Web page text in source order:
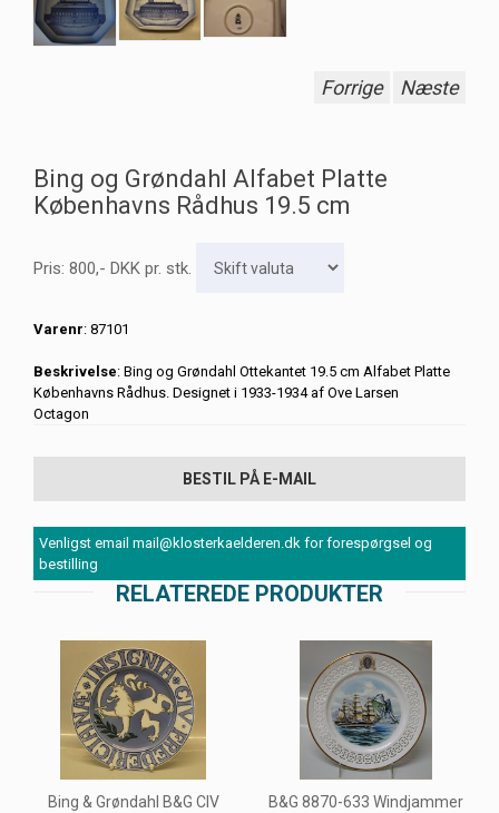
Forrige Næste
Bing og Grøndahl Alfabet Platte
Københavns Rådhus 19.5 cm
Pris: 800,- DKK pr. stk.
Varenr: 87101
Beskrivelse: Bing og Grøndahl Ottekantet 19.5 cm Alfabet Platte
Københavns Rådhus. Designet i 1933-1934 af Ove Larsen
Octagon
BESTIL PÅ E-MAIL
Venligst email mail@klosterkaelderen.dk for forespørgsel og
bestilling
RELATEREDE PRODUKTER
Bing & Grøndahl B&G CIV
B&G 8870-633 Windjammer